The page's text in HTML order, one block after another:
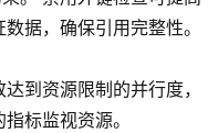
据，确保引用完整性。
到资源限制的并行度，
标监视资源。